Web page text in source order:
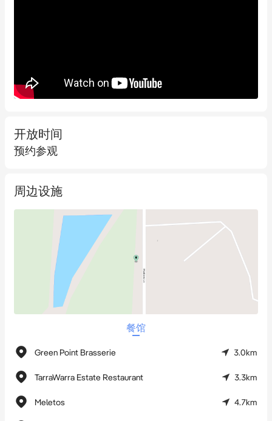
客流，并有能力承办多达300位宾客的活动。
全程内部生产，并配备了温控仓库和地下酒窖。葡萄园拥有全覆
盖的灌溉系统和可靠的水利设施，包括一张30兆升的用水许可及
花园，非常适合业主自住或供管理人员现场居住。物业内的其他
设施还包括大型机械棚、仓储用的谷仓、完善的内部路网，以及
支持农业与酒店业务运营的基础设施。
Tokar Estate已成为Yarra Valley地区一个既高端又亲切的旅游胜
地，其欧式风情的款待服务及美酒与佳肴的完美融合体验广受赞
誉。该产业的盈利模式多样，收入来源包括葡萄酒销售（直销、
批发及线上）、餐厅与酒窖门店的日常运营、各类活动承办以及
住宿服务。
此次出售的不仅是一个具备即刻运营能力的成熟产业，更蕴藏着
巨大的增值潜力。在这片旅游需求旺盛且同类资产极为稀缺的地
开放时间
预约参观
周边设施
餐馆
Green Point Brasserie 3.0km
TarraWarra Estate Restaurant 3.3km
Meletos 4.7km